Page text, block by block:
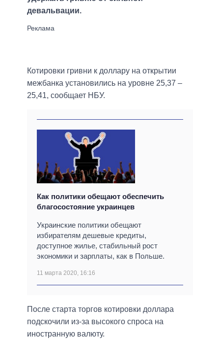
девальвации.
Котировки гривни к доллару на открытии
межбанка установились на уровне 25,37 –
25,41, сообщает НБУ.
Как политики обещают обеспечить
благосостояние украинцев
Украинские политики обещают
избирателям дешевые кредиты,
доступное жилье, стабильный рост
экономики и зарплаты, как в Польше.
11 марта 2020, 16:16
После старта торгов котировки доллара
подскочили из-за высокого спроса на
иностранную валюту.